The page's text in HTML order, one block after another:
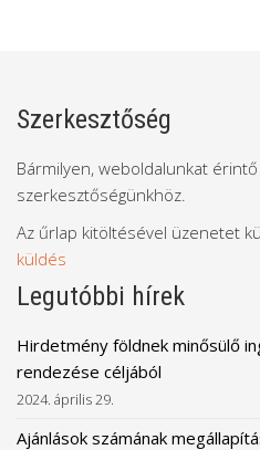
Szerkesztőség
Bármilyen, weboldalunkat
szerkesztőségünkhöz.
Az űrlap kitöltésével üzenetet
küldés
Legutóbbi hírek
Hirdetmény földnek minősülő
rendezése céljából
2024. április 29.
Ajánlások számának